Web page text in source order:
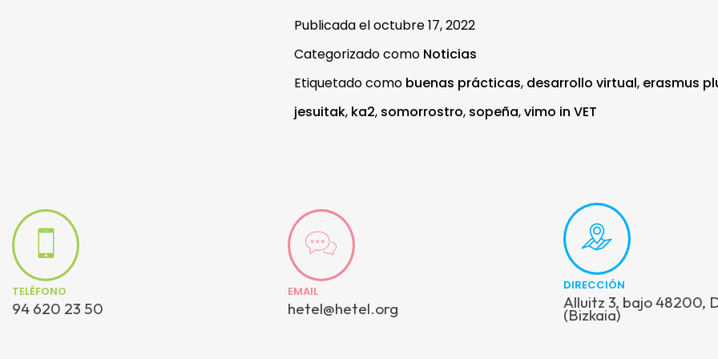
Publicada eloctubre 17, 2022
Categorizado como Noticias
Etiquetado como buenas prácticas, desarrollo virtual, erasmus
jesuitak, ka2, somorrostro, sopeña,vimo in VET
TELÉFONO
94 620 23 50
EMAIL
hetel@hetel.org
DIRECCIÓN
Alluitz 3, bajo 48200,
(Bizkaia)